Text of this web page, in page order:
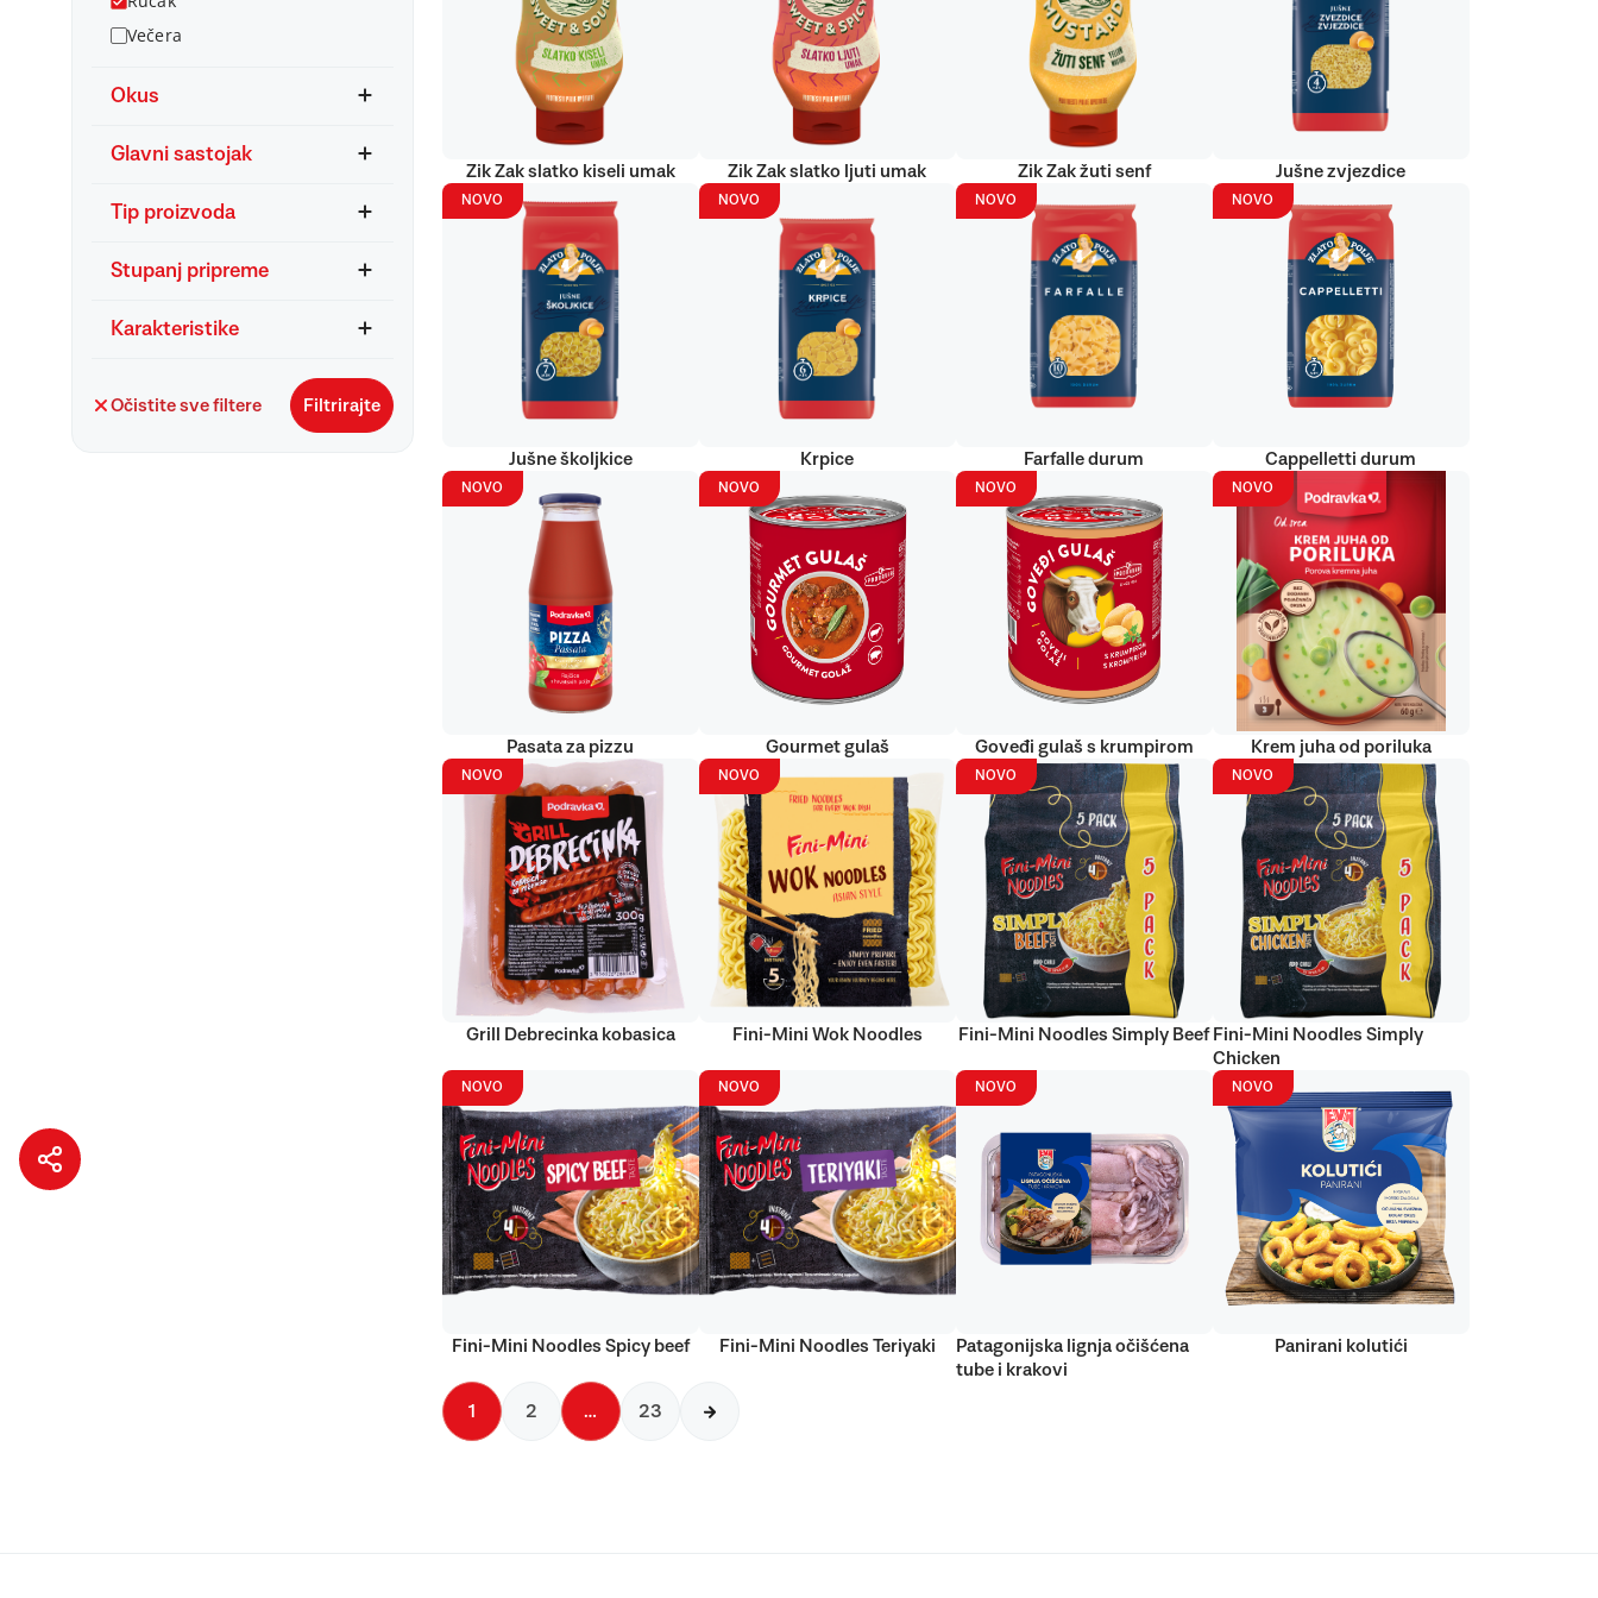
Večera
Okus
Glavni sastojak
Tip proizvoda
Stupanj pripreme
Karakteristike
Očistite sve filtere Filtrirajte
Zik Zak slatko kiseli umak Zik Zak slatko ljuti umak Zik Zak žuti senf Jušne zvjezdice
NOVO
Jušne školjkice
NOVO
Krpice
NOVO
Farfalle durum
NOVO
Cappelletti durum
NOVO
Pasata za pizzu
NOVO
Gourmet gulaš
NOVO
Goveđi gulaš s krumpirom
NOVO
Krem juha od poriluka
NOVO
Grill Debrecinka kobasica
NOVO
Fini-Mini Wok Noodles
NOVO
Fini-Mini Noodles Simply Beef
NOVO
Fini-Mini Noodles Simply
Chicken
NOVO
Fini-Mini Noodles Spicy beef
NOVO
Fini-Mini Noodles Teriyaki
NOVO
Patagonijska lignja očišćena
tube i krakovi
NOVO
Panirani kolutići
1 2 … 23